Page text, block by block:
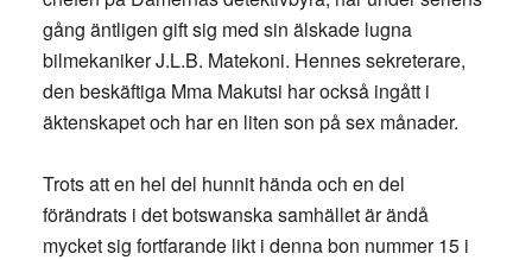
gång äntligen gift sig med sin älskade lugna
bilmekaniker J.L.B. Matekoni. Hennes sekreterare,
den beskäftiga Mma Makutsi har också ingått i
äktenskapet och har en liten son på sex månader.
Trots att en hel del hunnit hända och en del
förändrats i det botswanska samhället är ändå
mycket sig fortfarande likt i denna bon nummer 15 i